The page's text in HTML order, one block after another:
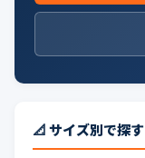
📐 サイズ別で探す